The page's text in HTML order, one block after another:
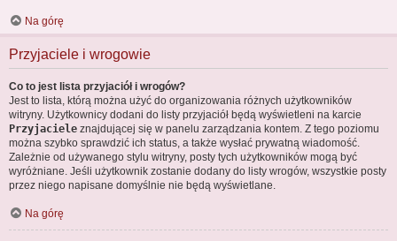
Na górę
Przyjaciele i wrogowie
Co to jest lista przyjaciół i wrogów?
Jest to lista, którą można użyć do organizowania różnych użytkowników
witryny. Użytkownicy dodani do listy przyjaciół będą wyświetleni na karcie
Przyjaciele znajdującej się w panelu zarządzania kontem. Z tego poziomu
można szybko sprawdzić ich status, a także wysłać prywatną wiadomość.
Zależnie od używanego stylu witryny, posty tych użytkowników mogą być
wyróżniane. Jeśli użytkownik zostanie dodany do listy wrogów, wszystkie posty
przez niego napisane domyślnie nie będą wyświetlane.
Na górę